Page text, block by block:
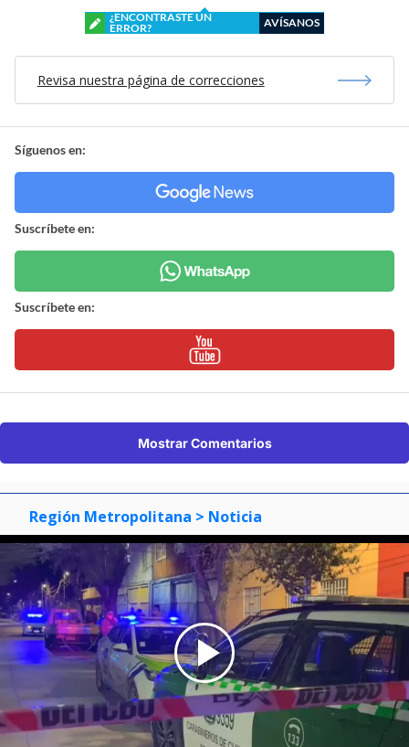
¿ENCONTRASTE UN
ERROR?
AVÍSANOS
Revisa nuestra página de correcciones
Síguenos en:
Suscríbete en:
Suscríbete en:
Mostrar Comentarios
Región Metropolitana > Noticia